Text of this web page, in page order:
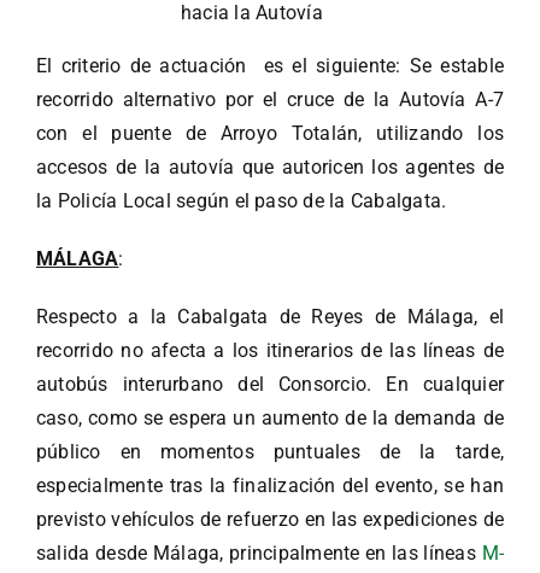
hacia la Autovía
El criterio de actuación es el siguiente: Se estable
recorrido alternativo por el cruce de la Autovía A-7
con el puente de Arroyo Totalán, utilizando los
accesos de la autovía que autoricen los agentes de
la Policía Local según el paso de la Cabalgata.
MÁLAGA:
Respecto a la Cabalgata de Reyes de Málaga, el
recorrido no afecta a los itinerarios de las líneas de
autobús interurbano del Consorcio. En cualquier
caso, como se espera un aumento de la demanda de
público en momentos puntuales de la tarde,
especialmente tras la finalización del evento, se han
previsto vehículos de refuerzo en las expediciones de
salida desde Málaga, principalmente en las líneas M-